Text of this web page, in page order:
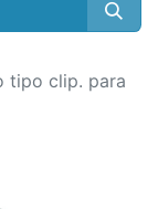
tipo clip. para